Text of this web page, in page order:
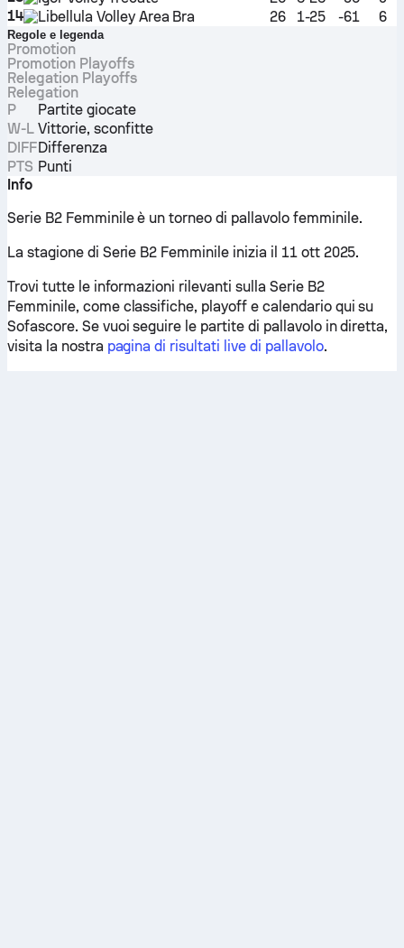
14
Libellula Volley Area Bra 26 1-25 -61 6
Regole e legenda
Promotion
Promotion Playoffs
Relegation Playoffs
Relegation
P
Partite giocate
W-L Vittorie, sconfitte
DIFFDifferenza
PTS Punti
Info
Serie B2 Femminile è un torneo di pallavolo femminile.
La stagione di Serie B2 Femminile inizia il 11 ott 2025.
Trovi tutte le informazioni rilevanti sulla Serie B2
Femminile, come classifiche, playoff e calendario qui su
Sofascore. Se vuoi seguire le partite di pallavolo in diretta,
visita la nostra pagina di risultati live di pallavolo.